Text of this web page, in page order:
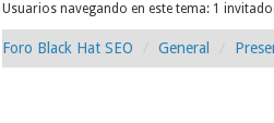
Usuarios navegando en este tema: 1
Foro Black Hat SEO General